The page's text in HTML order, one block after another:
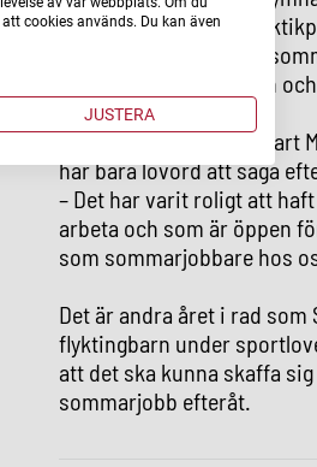
tydligt mål med sin
– Jag skulle jättegärna
skulle passa bra i rollen
Fastighetsvärden Lennart
har bara lovord att säga
– Det har varit roligt att
arbeta och som är öppen
som sommarjobbare hos
Det är andra året i rad
flyktingbarn under
att det ska kunna skaffa
sommarjobb efteråt.
cookies används. Du kan även
JUSTERA